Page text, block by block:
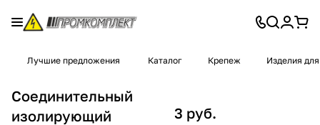
Лучшие предложения Каталог Крепеж Изделия
Соединительный
изолирующий
3 руб.